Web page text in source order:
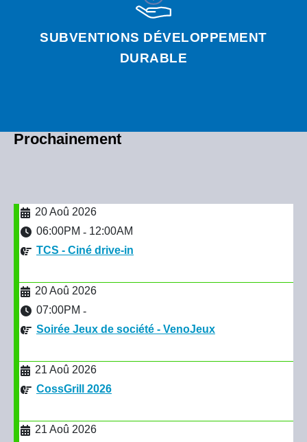
SUBVENTIONS DÉVELOPPEMENT
DURABLE
Prochainement
20 Aoû 2026
06:00PM - 12:00AM
TCS - Ciné drive-in
20 Aoû 2026
07:00PM -
Soirée Jeux de société - VenoJeux
21 Aoû 2026
CossGrill 2026
21 Aoû 2026